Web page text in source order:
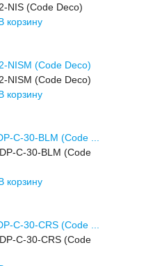
NIS (Code Deco)
корзину
NISM (Code Deco)
NISM (Code Deco)
корзину
C-30-BLM (Code ...
C-30-BLM (Code
корзину
C-30-CRS (Code ...
C-30-CRS (Code